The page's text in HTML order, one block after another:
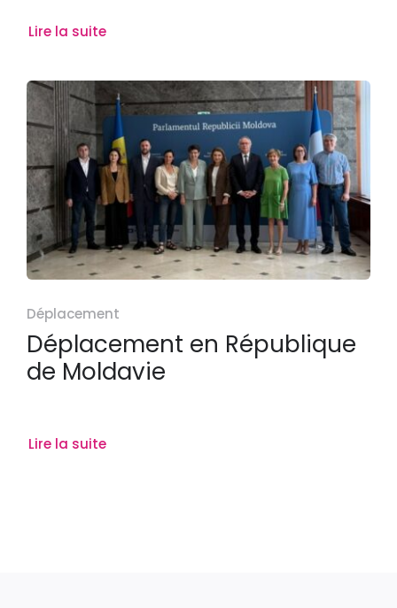
Lire la suite
Déplacement
Déplacement en République
de Moldavie
Lire la suite